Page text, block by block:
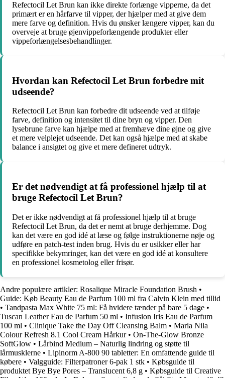
Refectocil Let Brun kan ikke direkte forlænge vipperne, da det
primært er en hårfarve til vipper, der hjælper med at give dem
mere farve og definition. Hvis du ønsker længere vipper, kan du
overveje at bruge øjenvippeforlængende produkter eller
vippeforlængelsesbehandlinger.
Hvordan kan Refectocil Let Brun forbedre mit
udseende?
Refectocil Let Brun kan forbedre dit udseende ved at tilføje
farve, definition og intensitet til dine bryn og vipper. Den
lysebrune farve kan hjælpe med at fremhæve dine øjne og give
et mere velplejet udseende. Det kan også hjælpe med at skabe
balance i ansigtet og give et mere defineret udtryk.
Er det nødvendigt at få professionel hjælp til at
bruge Refectocil Let Brun?
Det er ikke nødvendigt at få professionel hjælp til at bruge
Refectocil Let Brun, da det er nemt at bruge derhjemme. Dog
kan det være en god idé at læse og følge instruktionerne nøje og
udføre en patch-test inden brug. Hvis du er usikker eller har
specifikke bekymringer, kan det være en god idé at konsultere
en professionel kosmetolog eller frisør.
Andre populære artikler: Rosalique Miracle Foundation Brush •
Guide: Køb Beauty Eau de Parfum 100 ml fra Calvin Klein med tillid
• Tandpasta Max White 75 ml: Få hvidere tænder på bare 5 dage •
Tuscan Leather Eau de Parfum 50 ml • Infusion Iris Eau de Parfum
100 ml • Clinique Take the Day Off Cleansing Balm • Maria Nila
Colour Refresh 8.1 Cool Cream Hårkur• On-The-Glow Bronze
SoftGlow • Lårbind Medium – Naturlig lindring og støtte til
lårmusklerne • Lipinorm A-800 90 tabletter: En omfattende guide til
købere • Valgguide: Filterpatroner 6-pak 1 stk • Købsguide til
produktet Bye Bye Pores – Translucent 6,8 g • Købsguide til Creative